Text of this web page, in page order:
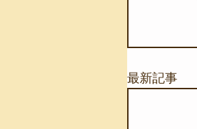
最新記事